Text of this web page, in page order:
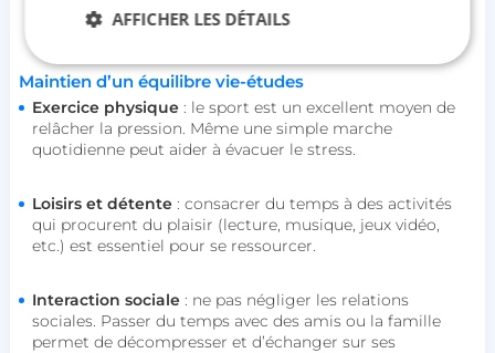
fatigue mentale.
Maintien d’un équilibre vie-études
Exercice physique : le sport est un excellent moyen de
relâcher la pression. Même une simple marche
quotidienne peut aider à évacuer le stress.
Loisirs et détente : consacrer du temps à des activités
qui procurent du plaisir (lecture, musique, jeux vidéo,
etc.) est essentiel pour se ressourcer.
Interaction sociale : ne pas négliger les relations
sociales. Passer du temps avec des amis ou la famille
permet de décompresser et d’échanger sur ses
AFFICHER LES DÉTAILS
Strictement nécessaires
Performance
Ciblage
Fonctionnalité Non classifiés
fonctionnalités de base du site Web telles que la
connexion des utilisateurs et la gestion des
comptes. Le site Web ne peut pas être utilisé
correctement sans les cookies strictement
Nom
Fournisseur / Domaine
session_uuid